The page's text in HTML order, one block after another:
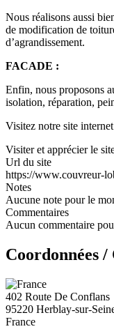
Nous réalisons aussi
de modification de
d’agrandissement.
FACADE :
Enfin, nous proposons
isolation, réparation,
Visitez notre site
Visiter et apprécier le
Url du site
https://www.couvreur-
Notes
Aucune note pour le
Commentaires
Aucun commentaire
Coordonnées /
402 Route De Conflans
95220 Herblay-sur-
France